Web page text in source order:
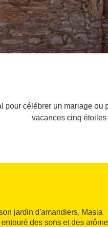
pour célébrer un mariage
vacances cinq
jardin d'amandiers, Masia
des sons et des